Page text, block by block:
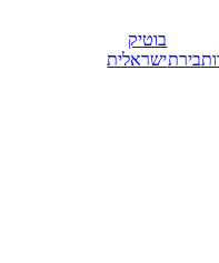
בירת
בוטיק
ישראלית